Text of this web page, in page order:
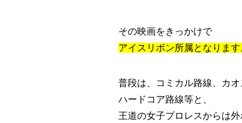
その映画をきっかけで
アイスリボン所属となります
普段は、コミカル路線、カオ
ハードコア路線等と、
王道の女子プロレスからは外